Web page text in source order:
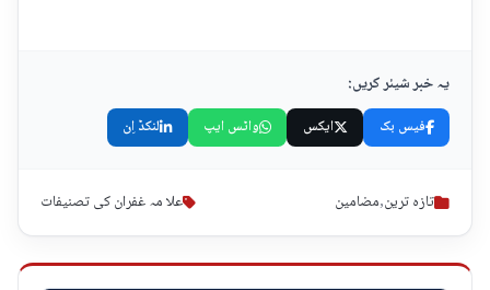
یہ خبر شیئر کریں:
فیس بک ایکس واٹس ایپ لنکڈ اِن
تازہ ترین,مضامین علا مہ غفران کی تصنیفات